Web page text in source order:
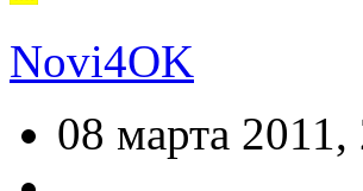
Novi4OK
08 марта 2011,